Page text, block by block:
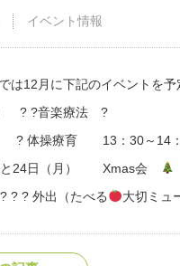
イベント情報
は12月に下記のイベントを予
? ?音楽療法 ?
? 体操療育 13：30～14
と24日（月） Xmas会
? ? 外出（たべる
大切ミ